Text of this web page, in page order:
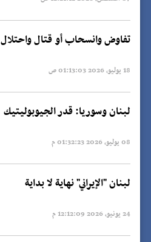
تفاوض وانسحاب أو قتال واحتلال
18 يوليو, 2026 01:13:03 ص
لبنان وسوريا: قدر الجيوبوليتيك
08 يوليو, 2026 01:32:23 م
لبنان "الإيراني" نهاية لا بداية
24 يونيو, 2026 12:12:09 م